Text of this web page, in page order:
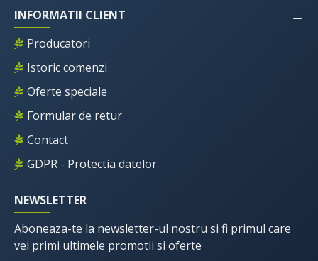
INFORMATII CLIENT
Producatori
Istoric comenzi
Oferte speciale
Formular de retur
Contact
GDPR - Protectia datelor
NEWSLETTER
Aboneaza-te la newsletter-ul nostru si fi primul care
vei primi ultimele promotii si oferte